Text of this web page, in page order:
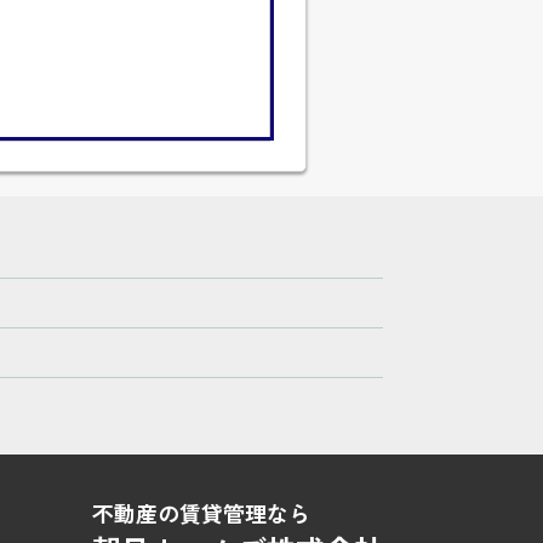
不動産の賃貸管理なら